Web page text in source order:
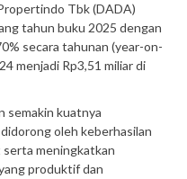
Tbk (DADA)
tahun buku 2025 dengan
secara tahunan (year-on-
menjadi Rp3,51 miliar di
semakin kuatnya
oleh keberhasilan
meningkatkan
produktif dan